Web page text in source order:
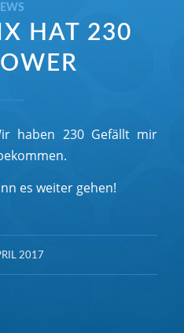
HAT 230
haben 230 Gefällt mir
es weiter gehen!
2017